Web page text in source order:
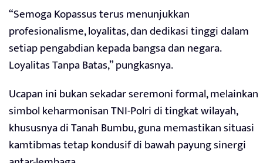
“Semoga Kopassus terus menunjukkan
profesionalisme, loyalitas, dan dedikasi tinggi dalam
setiap pengabdian kepada bangsa dan negara.
Loyalitas Tanpa Batas,” pungkasnya.
Ucapan ini bukan sekadar seremoni formal, melainkan
simbol keharmonisan TNI-Polri di tingkat wilayah,
khususnya di Tanah Bumbu, guna memastikan situasi
kamtibmas tetap kondusif di bawah payung sinergi